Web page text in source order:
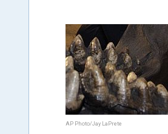
AP Photo/Jay LaPrete